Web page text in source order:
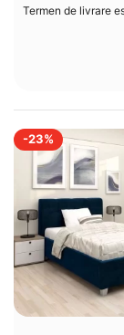
Termen de livrare
-23%